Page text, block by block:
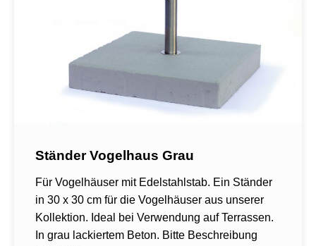
Ständer Vogelhaus Grau
Für Vogelhäuser mit Edelstahlstab. Ein Ständer
in 30 x 30 cm für die Vogelhäuser aus unserer
Kollektion. Ideal bei Verwendung auf Terrassen.
In grau lackiertem Beton. Bitte Beschreibung